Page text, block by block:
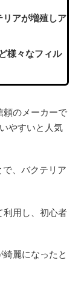
アが増殖しア
様々なフィル
頼のメーカーで
やすいと人気
で、バクテリア
利用し、初心者
麗になったと